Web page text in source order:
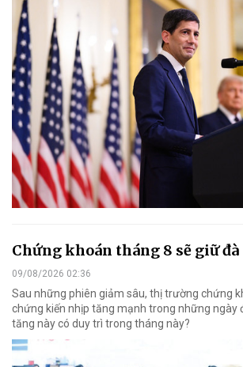
Chứng khoán tháng 8 sẽ giữ đà
09/08/2026 02:36
Sau những phiên giảm sâu, thị trường chứng
chứng kiến nhịp tăng mạnh trong những ngày
tăng này có duy trì trong tháng này?